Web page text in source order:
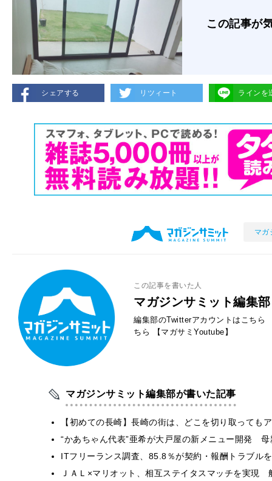
この記事が
シェアする リツィート ラインを
マガ
この記事を書いた人
マガジンサミット編集部
編集部のTwitterアカウントはこちら
ちら
【マガサミYoutube】
マガジンサミット編集部が書いた記事
【初めての長崎】長崎の街は、どこを切り取って
“かあちゃん代表”亜希が大戸屋の新メニュー開発
ITフリーランス調査、85.8％が契約・報酬トラブ
ＪＡＬ×マリオット、相互ステイタスマッチを実